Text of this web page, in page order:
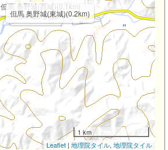
但馬 堀ノ内館
但馬 奥野城(西城)(0.1km)
但馬 奥野城(東城)(0.2km)
1 km
Leaflet | 地理院タイル, 地理院タイル